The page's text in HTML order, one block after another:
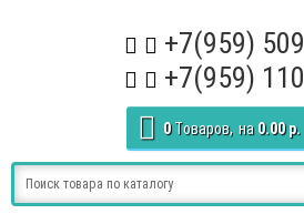
+7(959)
+7(959)
0 Tоваров, на 0.00 р.